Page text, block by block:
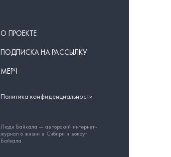
О ПРОЕКТЕ
ПОДПИСКА НА РАССЫЛКУ
МЕРЧ
Политика конфиденциальности
Люди Байкала — авторский интернет-
журнал о жизни в Сибири и вокруг
Байкала.